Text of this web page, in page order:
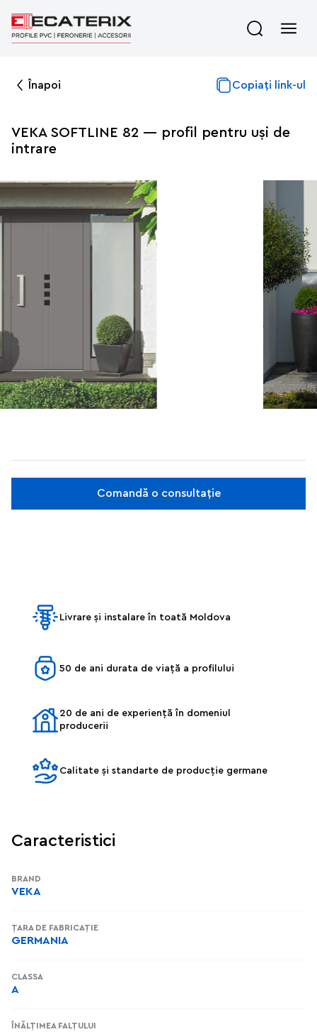
Înapoi Copiați link-ul
VEKA SOFTLINE 82 — profil pentru uși de
intrare
Comandă o consultație
Livrare și instalare în toată Moldova
50 de ani durata de viață a profilului
20 de ani de experiență în domeniul
producerii
Calitate și standarte de producție germane
Caracteristici
BRAND
VEKA
ȚARA DE FABRICAȚIE
GERMANIA
СLASSA
A
ÎNĂLȚIMEA FALȚULUI